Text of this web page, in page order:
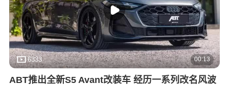
6333 00:13
ABT推出全新S5 Avant改装车 经历一系列改名风波